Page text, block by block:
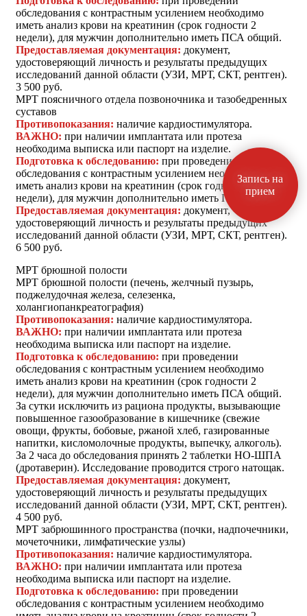
обследования с контрастным усилением необходимо
иметь анализ крови на креатинин (срок годности 2
недели), для мужчин дополнительно иметь ПСА общий.
Предоставляемая документация: документ,
удостоверяющий личность и результаты предыдущих
исследований данной области (УЗИ, МРТ, СКТ, рентген).
3 500 руб.
МРТ поясничного отдела позвоночника и тазобедренных
суставов
Противопоказания: наличие кардиостимулятора.
ВАЖНО: при наличии имплантата или протеза
необходима выписка или паспорт на изделие.
Подготовка к обследованию: при проведении
обследования с контрастным усилением необходимо
иметь анализ крови на креатинин (срок годности 2
недели), для мужчин дополнительно иметь ПСА общий.
Предоставляемая документация: документ,
удостоверяющий личность и результаты предыдущих
исследований данной области (УЗИ, МРТ, СКТ, рентген).
6 500 руб.
МРТ брюшной полости
МРТ брюшной полости (печень, желчный пузырь,
поджелудочная железа, селезенка,
холангиопанкреатография)
Противопоказания: наличие кардиостимулятора.
ВАЖНО: при наличии имплантата или протеза
необходима выписка или паспорт на изделие.
Подготовка к обследованию: при проведении
обследования с контрастным усилением необходимо
иметь анализ крови на креатинин (срок годности 2
недели), для мужчин дополнительно иметь ПСА общий.
За сутки исключить из рациона продукты, вызывающие
повышенное газообразование в кишечнике (свежие
овощи, фрукты, бобовые, ржаной хлеб, газированные
напитки, кисломолочные продукты, выпечку, алкоголь).
За 2 часа до обследования принять 2 таблетки НО-ШПА
(дротаверин). Исследование проводится строго натощак.
Предоставляемая документация: документ,
удостоверяющий личность и результаты предыдущих
исследований данной области (УЗИ, МРТ, СКТ, рентген).
4 500 руб.
МРТ забрюшинного пространства (почки, надпочечники,
мочеточники, лимфатические узлы)
Противопоказания: наличие кардиостимулятора.
ВАЖНО: при наличии имплантата или протеза
необходима выписка или паспорт на изделие.
Подготовка к обследованию: при проведении
обследования с контрастным усилением необходимо
Запись на
прием